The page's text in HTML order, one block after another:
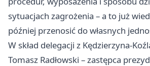
sytuacjach zagrożenia – a to już
później przenosić do własnych
W skład delegacji z Kędzierzyna-
Tomasz Radłowski – zastępca